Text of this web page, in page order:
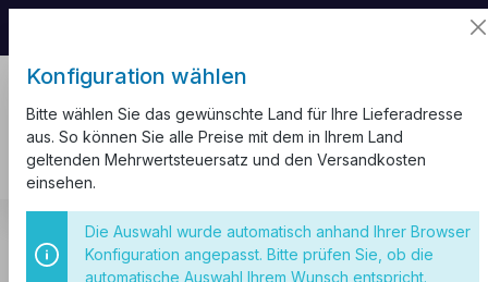
Kabel und Leitungen Kabelbinder Schwarz
Kabelbinder Set 100 Stück
Konfiguration wählen
Bitte wählen Sie das gewünschte Land für Ihre Lieferadresse
aus. So können Sie alle Preise mit dem in Ihrem Land
geltenden Mehrwertsteuersatz und den Versandkosten
einsehen.
Die Auswahl wurde automatisch anhand Ihrer Browser
Konfiguration angepasst. Bitte prüfen Sie, ob die
automatische Auswahl Ihrem Wunsch entspricht.